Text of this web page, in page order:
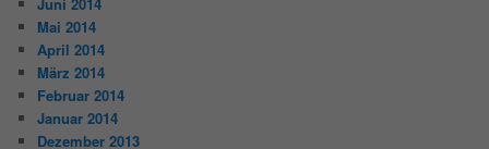
Mai 2014
April 2014
März 2014
Februar 2014
Januar 2014
Dezember 2013